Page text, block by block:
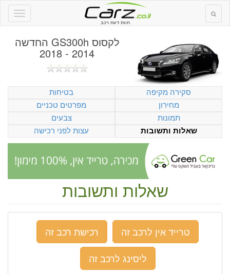
חוות דעת רכב
לקסוס GS300h החדשה
2014 - 2018
סקירה מקיפה
בטיחות
מחירון
מפרטים טכניים
תמונות
צבעים
שאלות ותשובות
עצות לפני רכישה
שאלות ותשובות
טרייד אין לרכב זה
רכישת רכב זה
ליסינג לרכב זה